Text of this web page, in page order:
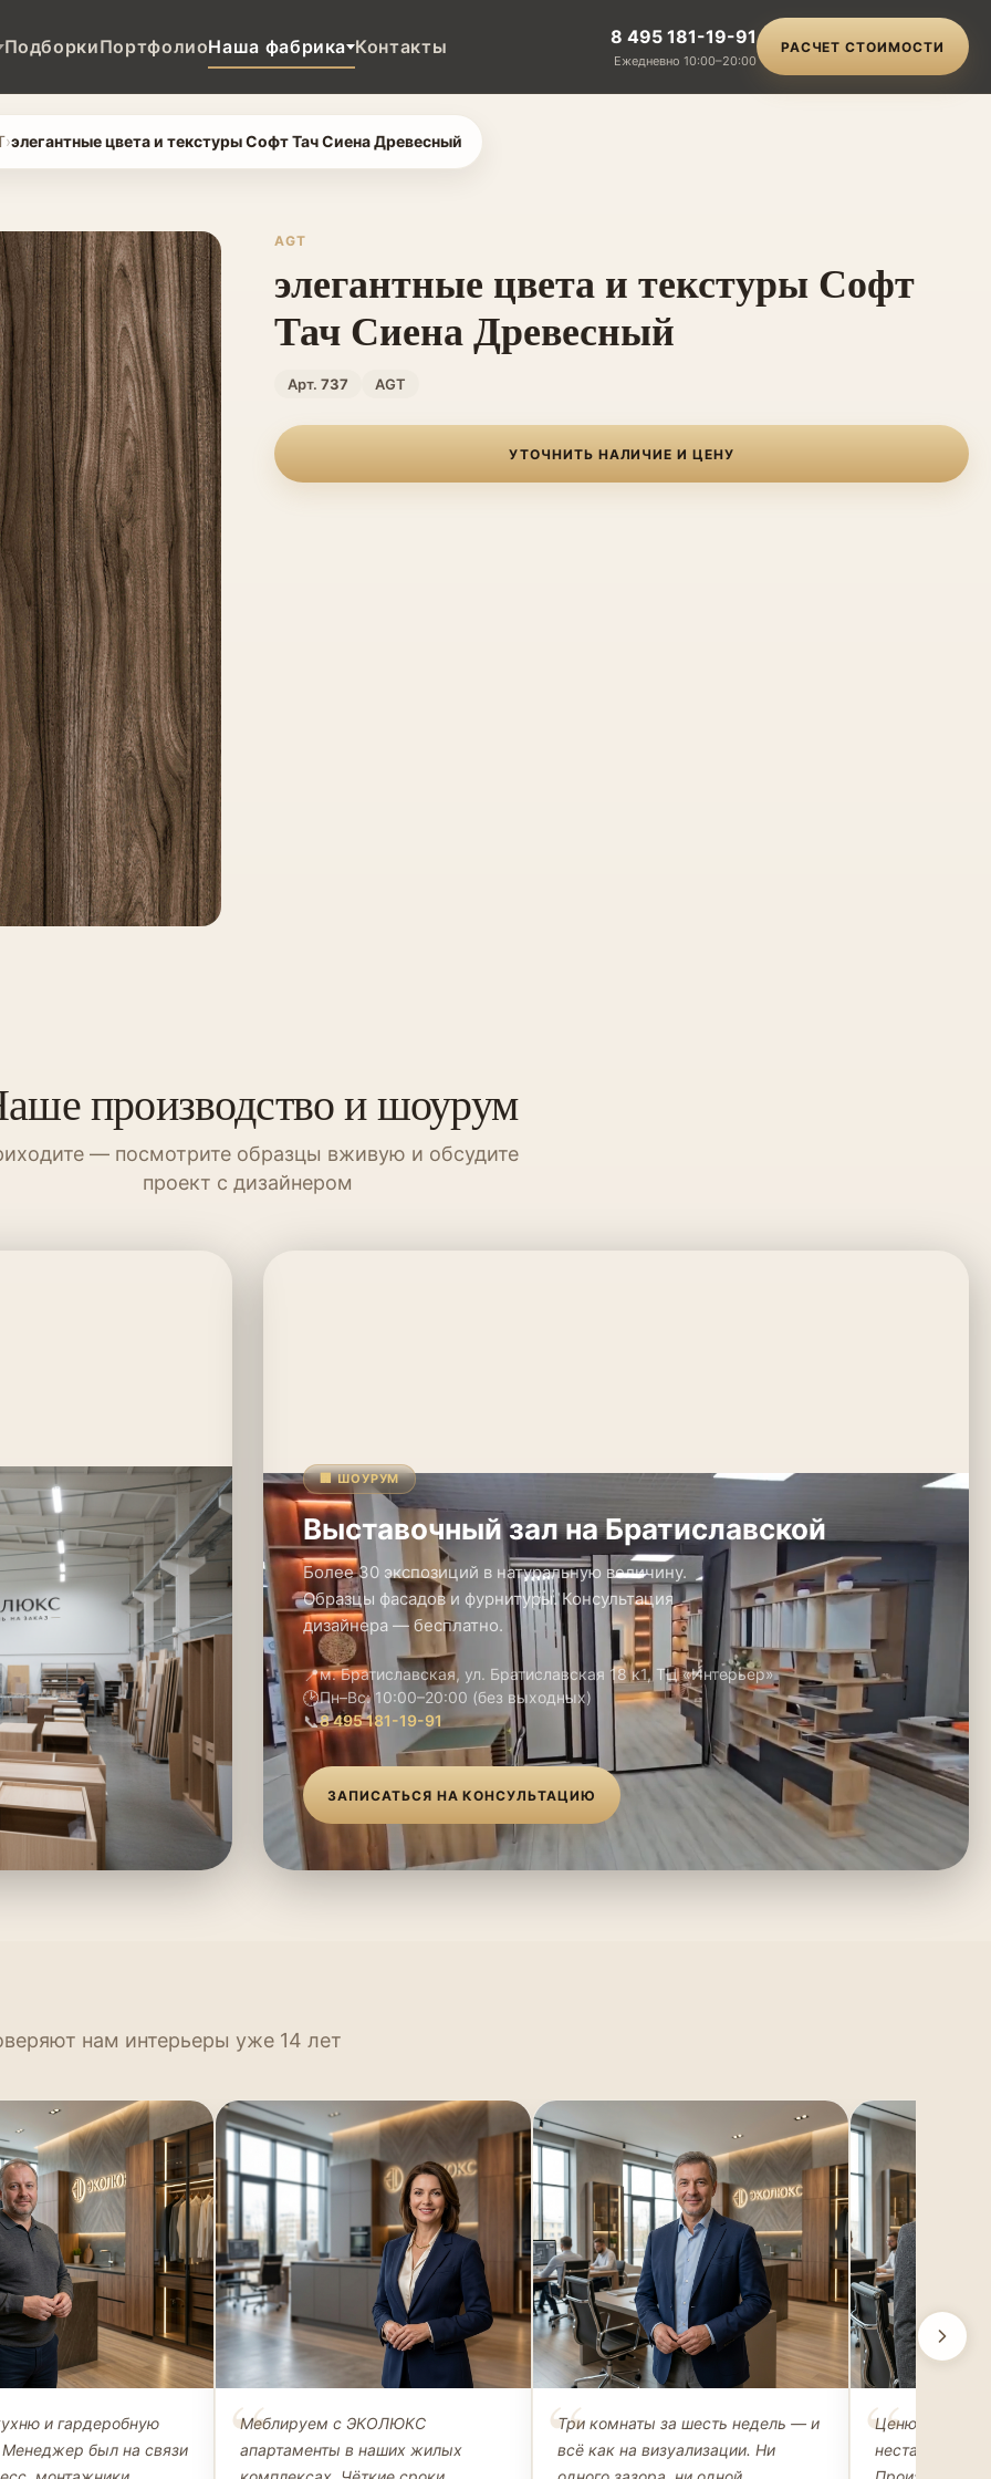
ПодборкиПортфолиоНаша фабрика Контакты 8 495 181-19-91
Ежедневно 10:00–20:00
РАСЧЕТ СТОИМОСТИ
›элегантные цвета и текстуры Софт Тач Сиена Древесный
AGT
элегантные цвета и текстуры Софт
Тач Сиена Древесный
Арт. 737 AGT
УТОЧНИТЬ НАЛИЧИЕ И ЦЕНУ
производство и шоурум
— посмотрите образцы вживую и обсудите
проект с дизайнером
🏢 ШОУРУМ
Выставочный зал на Братиславской
Более 30 экспозиций в натуральную величину.
Образцы фасадов и фурнитуры. Консультация
дизайнера — бесплатно.
📍м. Братиславская, ул. Братиславская 18 к1, ТЦ «Интерьер»
🕑Пн–Вс: 10:00–20:00 (без выходных)
📞8 495 181-19-91
ЗАПИСАТЬСЯ НА КОНСУЛЬТАЦИЮ
нам интерьеры уже 14 лет
КУХНЯ +
и гардеробную
был на связи
Наталья Морозова
ДИРЕКТОР, ООО «СТРОЙИНВЕСТ»
Меблируем с ЭКОЛЮКС
апартаменты в наших жилых
Михаил Захаров
ВЛАДЕЛЕЦ АПАРТАМЕНТОВ
Три комнаты за шесть недель — и
всё как на визуализации. Ни
Ольга
АРХИТЕКТОР-
Ценю